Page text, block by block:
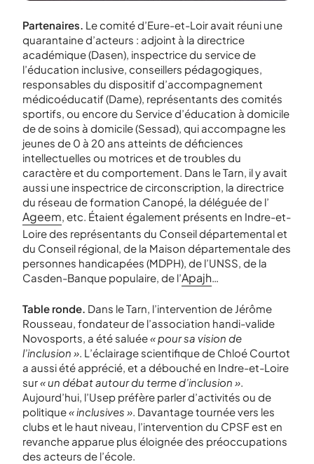
Partenaires. Le comité d’Eure-et-Loir avait réuni une
quarantaine d’acteurs : adjoint à la directrice
académique (Dasen), inspectrice du service de
l’éducation inclusive, conseillers pédagogiques,
responsables du dispositif d’accompagnement
médicoéducatif (Dame), représentants des comités
sportifs, ou encore du Service d’éducation à domicile
de de soins à domicile (Sessad), qui accompagne les
jeunes de 0 à 20 ans atteints de déficiences
intellectuelles ou motrices et de troubles du
caractère et du comportement. Dans le Tarn, il y avait
aussi une inspectrice de circonscription, la directrice
du réseau de formation Canopé, la déléguée de l’
Ageem, etc. Étaient également présents en Indre-et-
Loire des représentants du Conseil départemental et
du Conseil régional, de la Maison départementale des
personnes handicapées (MDPH), de l’UNSS, de la
Casden-Banque populaire, de l’Apajh…
Table ronde. Dans le Tarn, l’intervention de Jérôme
Rousseau, fondateur de l’association handi-valide
Novosports, a été saluée« pour sa vision de
l’inclusion ». L’éclairage scientifique de Chloé Courtot
a aussi été apprécié, et a débouché en Indre-et-Loire
sur« un débat autour du terme d’inclusion ».
Aujourd’hui, l’Usep préfère parler d’activités ou de
politique« inclusives ». Davantage tournée vers les
clubs et le haut niveau, l’intervention du CPSF est en
revanche apparue plus éloignée des préoccupations
des acteurs de l’école.